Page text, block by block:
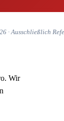
· Ausschließlich
Wir